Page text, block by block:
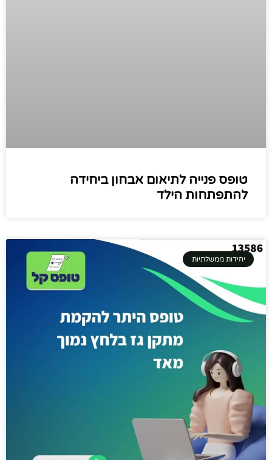
טופס פנייה לתיאום אבחון ביחידה
להתפתחות הילד
יחידות ממשלתיות